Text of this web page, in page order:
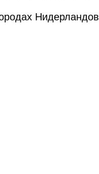
Нидерландов